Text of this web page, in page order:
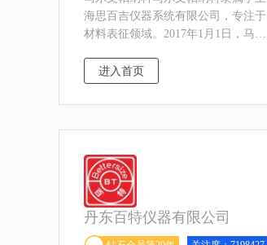
海思百吉仪器系统有限公司，专注于
材料表征领域。2017年1月1日，马尔
（PANalytical）合并，新公司命名为
马尔文帕纳科公司，归属
进入首页
丹东百特仪器有限公司